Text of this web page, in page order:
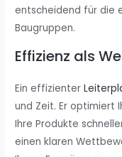
entscheidend für die
Baugruppen.
Effizienz als
Ein effizienter
und Zeit. Er optimiert
Ihre Produkte
einen klaren